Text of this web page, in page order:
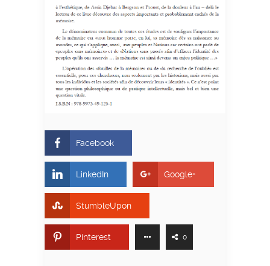
Facebook
LinkedIn Google+
StumbleUpon
Pinterest 0